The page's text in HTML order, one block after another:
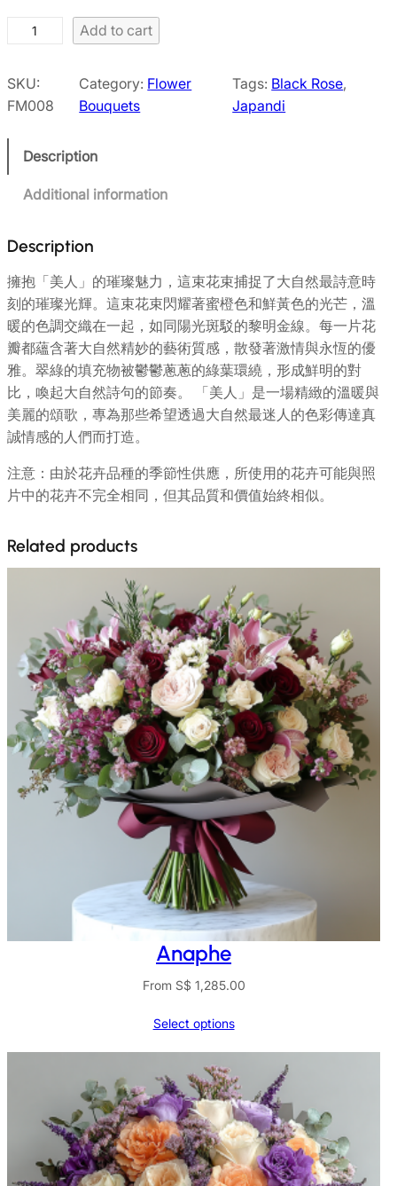
u
t
y
t
i
t
y
Add to cart
SKU:
FM008
Category: Flower
Bouquets
Tags: Black Rose
Japandi
Description
Additional information
Description
擁抱「美人」的璀璨魅力，這束花束捕捉了大自然最詩意時
刻的璀璨光輝。這束花束閃耀著蜜橙色和鮮黃色的光芒，溫
暖的色調交織在一起，如同陽光斑駁的黎明金線。每一片花
瓣都蘊含著大自然精妙的藝術質感，散發著激情與永恆的優
雅。翠綠的填充物被鬱鬱蔥蔥的綠葉環繞，形成鮮明的對
比，喚起大自然詩句的節奏。 「美人」是一場精緻的溫暖與
美麗的頌歌，專為那些希望透過大自然最迷人的色彩傳達真
誠情感的人們而打造。
注意：由於花卉品種的季節性供應，所使用的花卉可能與照
片中的花卉不完全相同，但其品質和價值始終相似。
Related products
Anaphe
From S$ 1,285.00
Select options